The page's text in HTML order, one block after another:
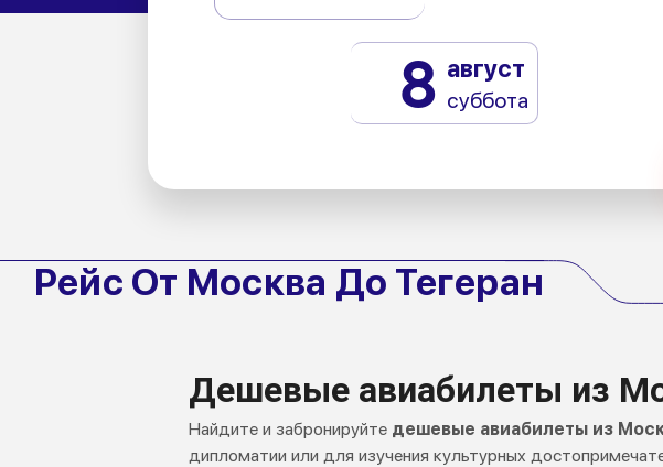
8 август
суббота
Рейс От Москва До Тегеран
Дешевые авиабилеты из
Найдите и забронируйте дешевые авиабилеты из
дипломатии или для изучения культурных